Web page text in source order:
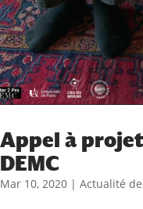
Appel à
DEMC
Mar 10, 2020 | Actualité